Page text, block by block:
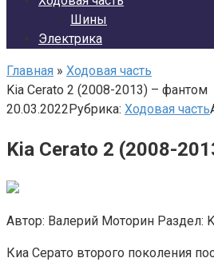
Шины
Электрика
Главная » Ходовая часть
Kia Cerato 2 (2008-2013) – фантом
20.03.2022Рубрика: Ходовая часть
Kia Cerato 2 (2008-
Автор: Валерий Моторин Раздел:
Киа Серато второго поколения